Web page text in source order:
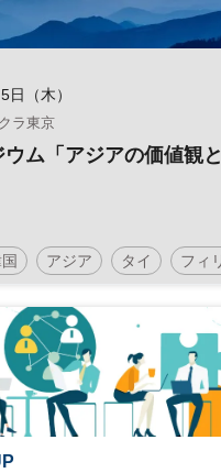
日（木）
ラ東京
ウム「アジアの価値観
アジア タイ フィ
中国 民主主義